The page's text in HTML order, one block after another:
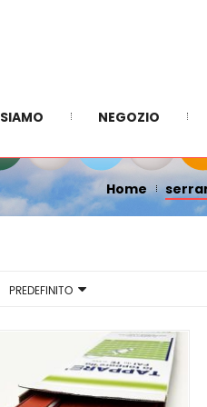
NEGOZIO
SERRANDA
Home
PREDEFINITO